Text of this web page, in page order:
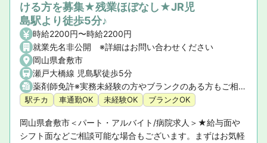
ける方を募集★残業ほぼなし★JR児
島駅より徒歩5分♪
時給2200円〜時給2200円
就業先名非公開 ※詳細はお問い合わせください
岡山県倉敷市
瀬戸大橋線 児島駅徒歩5分
薬剤師免許※実務未経験の方やブランクのある方もご相談ください。
駅チカ 車通勤OK 未経験OK ブランクOK
岡山県倉敷市＜パート・アルバイト/病院求人＞★給与面や
シフト面などご相談可能な場合もございます。まずはお気軽